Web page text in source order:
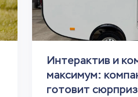
Интерактив и
максимум:
готовит